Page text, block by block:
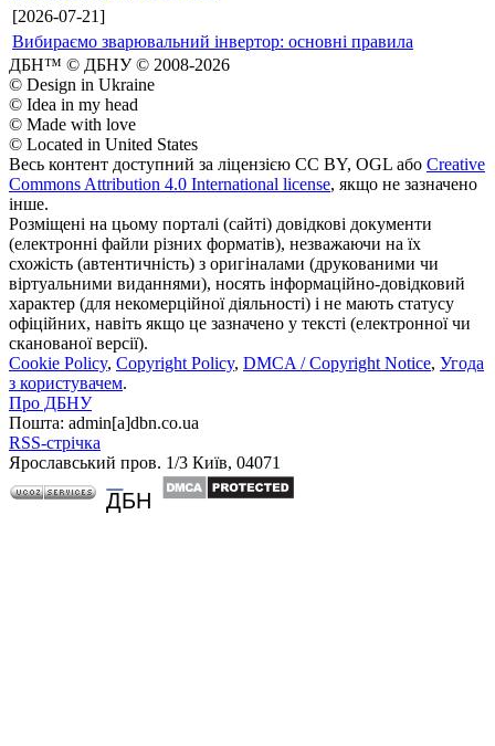
[2026-07-21]
Вибираємо зварювальний інвертор: основні правила
ДБН™ © ДБНУ © 2008-2026
© Design in Ukraine
© Idea in my head
© Made with love
© Located in United States
Весь контент доступний за ліцензією CC BY, OGL або Creative
Commons Attribution 4.0 International license, якщо не зазначено
інше.
Розміщені на цьому порталі (сайті) довідкові документи
(електронні файли різних форматів), незважаючи на їх
схожість (автентичність) з оригіналами (друкованими чи
віртуальними виданнями), носять інформаційно-довідковий
характер (для некомерційної діяльності) і не мають статусу
офіційних, навіть якщо це зазначено у тексті (електронної чи
сканованої версії).
Cookie Policy, Copyright Policy, DMCA / Copyright Notice, Угода
з користувачем.
Про ДБНУ
Пошта: admin[а]dbn.co.ua
RSS-стрічка
Ярославський пров. 1/3 Київ, 04071